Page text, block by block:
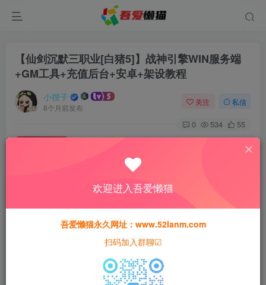
【仙剑沉默三职业[白猪5]】战神引擎WIN服务端
+GM工具+充值后台+安卓+架设教程
小狸子
8个月前发布
关注 私信
0 534 55
此内容为付费资源，请付费后查看
猫粮30 限时特惠
50
黄金会员猫粮15 钻石会员 免费
本站所有资源均为网络收集整理而来，仅供学习研究使用，请在下
载后24h内删除，谢谢合作！
欢迎进入吾爱懒猫
吾爱懒猫永久网址：www.52lanm.com
扫码加入群聊☑